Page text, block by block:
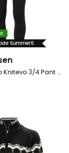
Summer5
W Lifa Merino Knitevo 3/4 Pant - Calça térmica mulher